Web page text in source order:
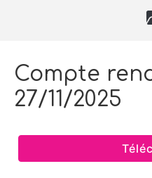
Compte
27/11/2025